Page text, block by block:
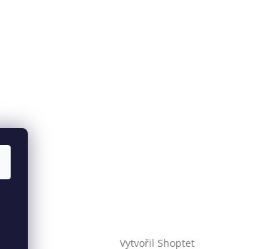
Vytvořil Shoptet